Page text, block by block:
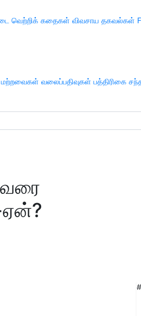
வெற்றிக் கதைகள் விவசாய தகவல்கள்
மற்றவைகள் வலைப்பதிவுகள் பத்திரிகை